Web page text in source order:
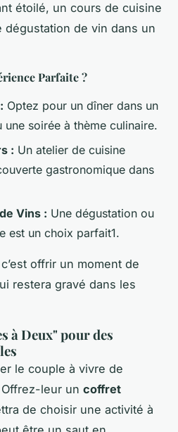
étoilé, un cours de cuisine
de vin dans un
Parfaite ?
Optez pour un dîner dans un
une soirée à thème culinaire.
: Un atelier de cuisine
gastronomique dans
Vins : Une dégustation ou
est un choix parfait1.
offrir un moment de
restera gravé dans les
à Deux" pour des
le couple à vivre de
leur un coffret
de choisir une activité à